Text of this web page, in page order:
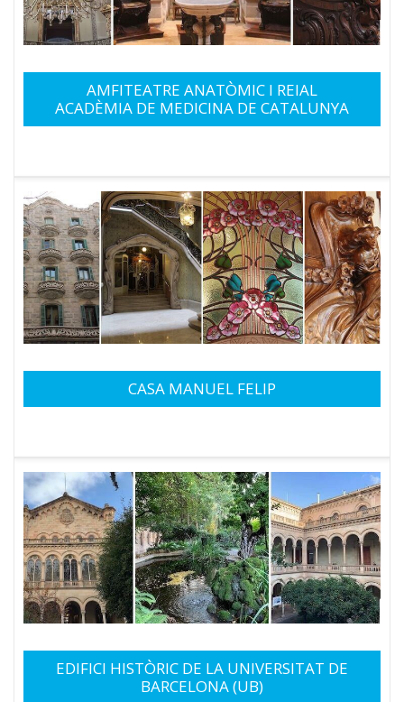
AMFITEATRE ANATÒMIC I REIAL
ACADÈMIA DE MEDICINA DE CATALUNYA
CASA MANUEL FELIP
EDIFICI HISTÒRIC DE LA UNIVERSITAT DE
BARCELONA (UB)